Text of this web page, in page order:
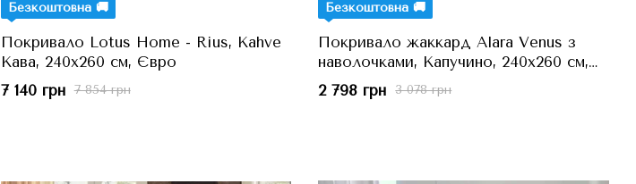
Безкоштовна 🚚
Покривало Lotus Home - Rius, Kahve
Кава, 240x260 см, Євро
7 854 грн
7 140 грн
Безкоштовна 🚚
Покривало жаккард Alara Venus з
наволочками, Капучино, 240x260 см,
Євро
3 078 грн
2 798 грн